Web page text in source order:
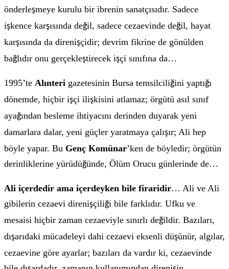
önderleşmeye kurulu bir ibrenin sanatçısıdır. Sadece
işkence karşısında değil, sadece cezaevinde değil, hayat
karşısında da direnişçidir; devrim fikrine de gönülden
bağlıdır onu gerçekleştirecek işçi sınıfına da…
1995’te Alınteri gazetesinin Bursa temsilciliğini yaptığı
dönemde, hiçbir işçi ilişkisini atlamaz; örgütü asıl sınıf
ayağından besleme ihtiyacını derinden duyarak yeni
damarlara dalar, yeni güçler yaratmaya çalışır; Ali hep
böyle yapar. Bu Genç Komünar’ken de böyledir; örgütün
derinliklerine yürüdüğünde, Ölüm Orucu günlerinde de…
Ali içerdedir ama içerdeyken bile firaridir… Ali ve Ali
gibilerin cezaevi direnişçiliği bile farklıdır. Ufku ve
mesaisi hiçbir zaman cezaeviyle sınırlı değildir. Bazıları,
dışarıdaki mücadeleyi dahi cezaevi eksenli düşünür, algılar,
cezaevine göre ayarlar; bazıları da vardır ki, cezaevinde